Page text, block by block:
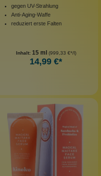
gegen UV-Strahlung
Anti-Aging-Waffe
reduziert erste Falten
Inhalt: 15 ml (999,33 €*/l)
14,99 €*